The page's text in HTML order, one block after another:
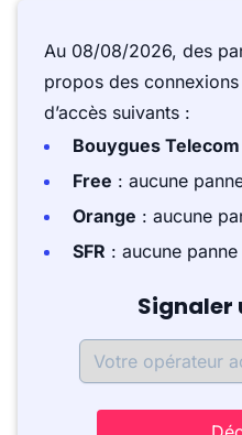
Au 08/08/2026, des
propos des
d’accès suivants :
Bouygues Telecom
Free : aucune
Orange : aucune
SFR : aucune
Signaler